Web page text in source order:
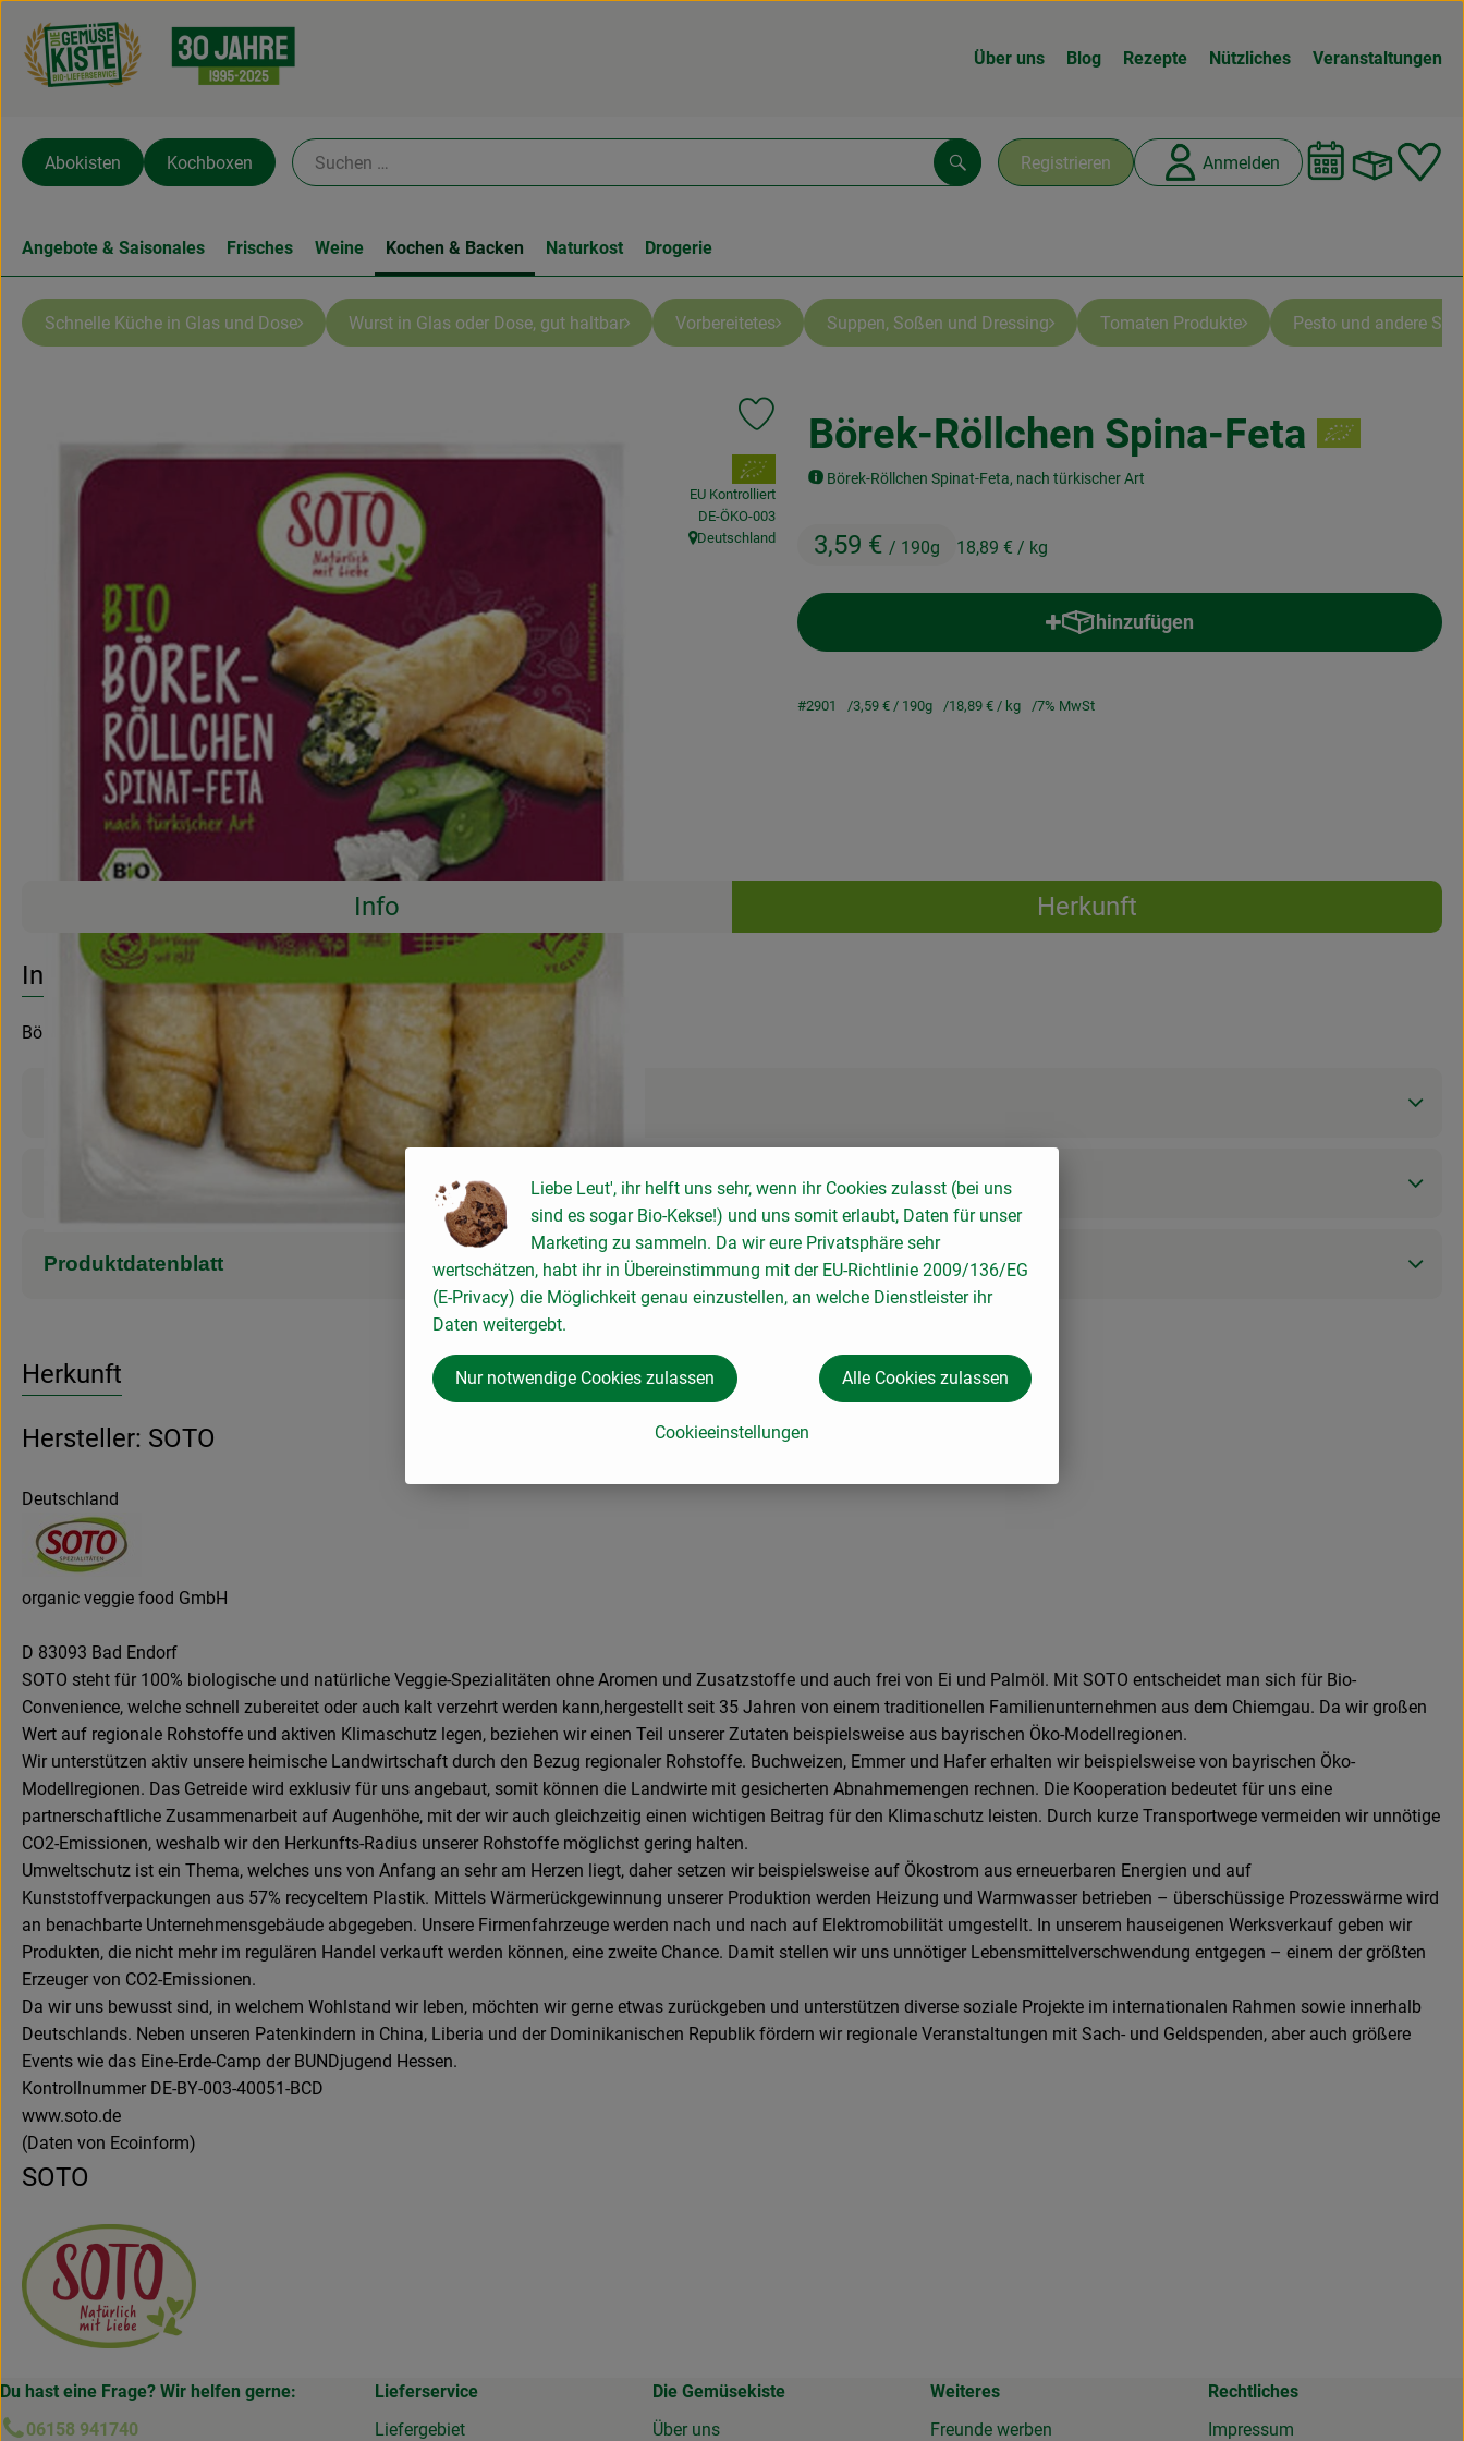
Über uns Blog Rezepte Nützliches Veranstaltungen
Registrieren Anmelden
Suchen
Abokisten Kochboxen
Angebote & Saisonales Frisches Weine Kochen & Backen Naturkost Drogerie
Schnelle Küche in Glas und Dose Wurst in Glas oder Dose, gut haltbar Vorbereitetes Suppen, Soßen und Dressing Tomaten Produkte Pesto und andere
Börek-Röllchen Spina-Feta
Börek-Röllchen Spinat-Feta, nach türkischer Art
3,59 € / 190g 18,89 € / kg
Produkt zu Favouriten hinzufügen
, Verband:
EU Kontrolliert
, Kontrollstelle:
DE-ÖKO-003
, Herkunft:
Deutschland
hinzufügen
Produkt zum Warenkorb hinzufügen
#2901 3,59 € / 190g 18,89 € / kg 7% MwSt
Rezepte
Info
Herkunft
Entdecke passende Rezepte Es wurden keine passenden Rezepte gefunden.
Info
Börek-Röllchen Spinat-Feta, nach türkischer Art
Produktinformationen
Produktdatenblatt
Herkunft
Hersteller: SOTO
Deutschland
organic veggie food GmbH
D 83093 Bad Endorf
SOTO steht für 100% biologische und natürliche Veggie-Spezialitäten ohne Aromen und Zusatzstoffe und auch frei von Ei und Palmöl. Mit SOTO entscheidet man sich für Bio-
Convenience, welche schnell zubereitet oder auch kalt verzehrt werden kann,hergestellt seit 35 Jahren von einem traditionellen Familienunternehmen aus dem Chiemgau. Da wir großen
Wert auf regionale Rohstoffe und aktiven Klimaschutz legen, beziehen wir einen Teil unserer Zutaten beispielsweise aus bayrischen Öko-Modellregionen.
Wir unterstützen aktiv unsere heimische Landwirtschaft durch den Bezug regionaler Rohstoffe. Buchweizen, Emmer und Hafer erhalten wir beispielsweise von bayrischen Öko-
Modellregionen. Das Getreide wird exklusiv für uns angebaut, somit können die Landwirte mit gesicherten Abnahmemengen rechnen. Die Kooperation bedeutet für uns eine
partnerschaftliche Zusammenarbeit auf Augenhöhe, mit der wir auch gleichzeitig einen wichtigen Beitrag für den Klimaschutz leisten. Durch kurze Transportwege vermeiden wir unnötige
CO2-Emissionen, weshalb wir den Herkunfts-Radius unserer Rohstoffe möglichst gering halten.
Umweltschutz ist ein Thema, welches uns von Anfang an sehr am Herzen liegt, daher setzen wir beispielsweise auf Ökostrom aus erneuerbaren Energien und auf
Kunststoffverpackungen aus 57% recyceltem Plastik. Mittels Wärmerückgewinnung unserer Produktion werden Heizung und Warmwasser betrieben – überschüssige Prozesswärme wird
an benachbarte Unternehmensgebäude abgegeben. Unsere Firmenfahrzeuge werden nach und nach auf Elektromobilität umgestellt. In unserem hauseigenen Werksverkauf geben wir
Produkten, die nicht mehr im regulären Handel verkauft werden können, eine zweite Chance. Damit stellen wir uns unnötiger Lebensmittelverschwendung entgegen – einem der größten
Erzeuger von CO2-Emissionen.
Da wir uns bewusst sind, in welchem Wohlstand wir leben, möchten wir gerne etwas zurückgeben und unterstützen diverse soziale Projekte im internationalen Rahmen sowie innerhalb
Deutschlands. Neben unseren Patenkindern in China, Liberia und der Dominikanischen Republik fördern wir regionale Veranstaltungen mit Sach- und Geldspenden, aber auch größere
Events wie das Eine-Erde-Camp der BUNDjugend Hessen.
Kontrollnummer DE-BY-003-40051-BCD
www.soto.de
(Daten von Ecoinform)
SOTO
Du hast eine Frage? Wir helfen gerne:
06158 941740
Lieferservice
Liefergebiet
Die Gemüsekiste
Über uns
Weiteres
Freunde werben
Rechtliches
Impressum
Liebe Leut', ihr helft uns sehr, wenn ihr Cookies zulasst (bei uns
sind es sogar Bio-Kekse!) und uns somit erlaubt, Daten für unser
Marketing zu sammeln. Da wir eure Privatsphäre sehr
wertschätzen, habt ihr in Übereinstimmung mit der EU-Richtlinie 2009/136/EG
(E-Privacy) die Möglichkeit genau einzustellen, an welche Dienstleister ihr
Daten weitergebt.
Cookieeinstellungen
Nur notwendige Cookies zulassen Alle Cookies zulassen